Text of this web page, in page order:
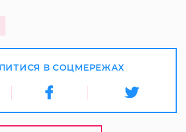
В СОЦМЕРЕЖАХ